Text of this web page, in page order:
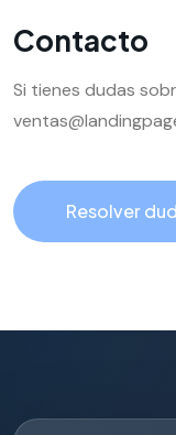
Contacto
Si tienes dudas
Resolver